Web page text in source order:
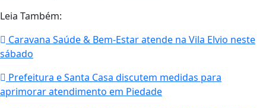
Leia Também:
Caravana Saúde & Bem-Estar atende na Vila Elvio neste
sábado
Prefeitura e Santa Casa discutem medidas para
aprimorar atendimento em Piedade